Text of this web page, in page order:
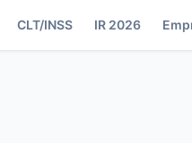
CLT/INSS IR 2026